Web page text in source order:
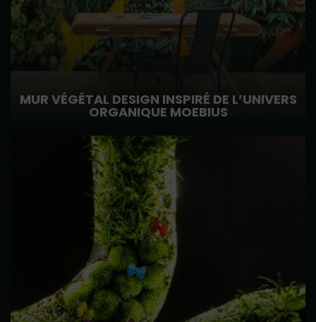
MUR VÉGÉTAL DESIGN INSPIRÉ DE L’UNIVERS
ORGANIQUE MOEBIUS